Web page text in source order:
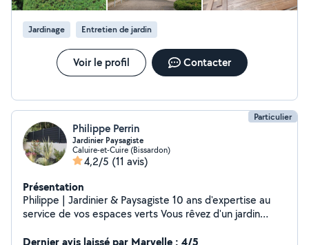
Jardinage Entretien de jardin
Voir le profil Contacter
Particulier
Philippe Perrin
Jardinier Paysagiste
Caluire-et-Cuire (Bissardon)
4,2/5 (11 avis)
Présentation
Philippe | Jardinier & Paysagiste 10 ans d'expertise au
service de vos espaces verts Vous rêvez d'un jardin
? Je mets mon savoir-faire à votre disposition pour
Dernier avis laissé par Maryelle : 4/5